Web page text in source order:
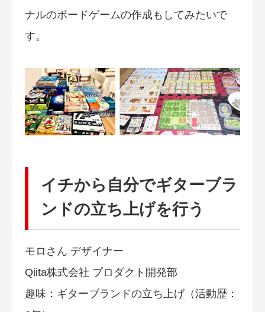
ナルのボードゲームの作成もしてみたいで
す。
イチから自分でギターブラ
ンドの立ち上げを行う
モロさん デザイナー
Qiita株式会社 プロダクト開発部
趣味：ギターブランドの立ち上げ（活動歴：